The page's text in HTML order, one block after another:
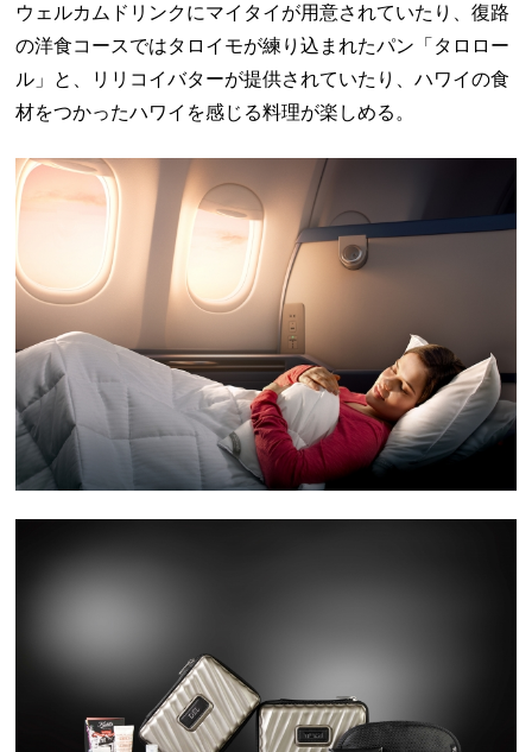
ウェルカムドリンクにマイタイが用意されていたり、復路
の洋食コースではタロイモが練り込まれたパン「タロロー
ル」と、リリコイバターが提供されていたり、ハワイの食
材をつかったハワイを感じる料理が楽しめる。